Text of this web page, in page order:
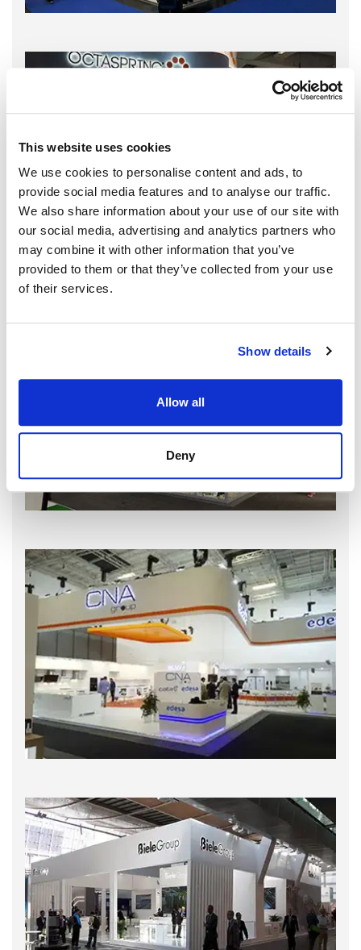
This website uses cookies
We use cookies to personalise content and ads, to
provide social media features and to analyse our traffic.
We also share information about your use of our site with
our social media, advertising and analytics partners who
may combine it with other information that you’ve
provided to them or that they’ve collected from your use
of their services.
Show details
Allow all
Deny